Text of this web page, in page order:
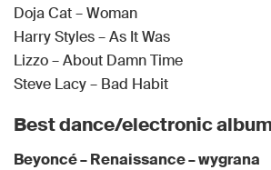
Doja Cat – Woman
Harry Styles – As It Was
Lizzo – About Damn Time
Steve Lacy – Bad Habit
Best dance/electronic
Beyoncé – Renaissance – wygrana